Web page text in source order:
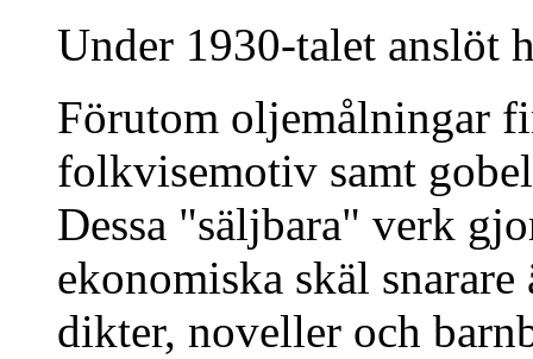
Under 1930-talet anslöt
Förutom oljemålningar
folkvisemotiv samt
Dessa "säljbara" verk
ekonomiska skäl
dikter, noveller och